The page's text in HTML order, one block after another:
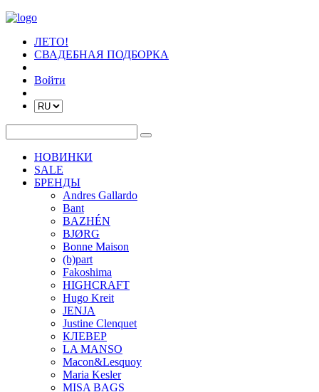
ЛЕТО!
СВАДЕБНАЯ ПОДБОРКА
Войти
НОВИНКИ
SALE
БРЕНДЫ
Andres Gallardo
Bant
BAZHÉN
BJØRG
Bonne Maison
(b)part
Fakoshima
HIGHCRAFT
Hugo Kreit
JENJA
Justine Clenquet
КЛЕВЕР
LA MANSO
Macon&Lesquoy
Maria Kesler
MISA BAGS